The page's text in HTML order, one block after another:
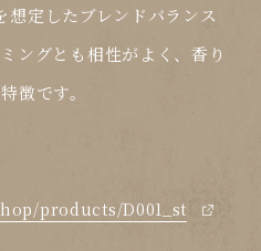
想定したブレンドバランス
ングとも相性がよく、香り
徴です。
products/D001_st